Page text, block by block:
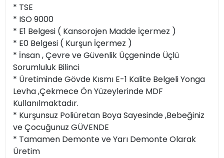
* TSE
* ISO 9000
* E1 Belgesi ( Kansorojen Madde İçermez )
* E0 Belgesi ( Kurşun İçermez )
* İnsan , Çevre ve Güvenlik Üçgeninde Üçlü
Sorumluluk Bilinci
* Üretiminde Gövde Kısmı E-1 Kalite Belgeli Yonga
Levha ,Çekmece Ön Yüzeylerinde MDF
Kullanılmaktadır.
* Kurşunsuz Poliüretan Boya Sayesinde ,Bebeğiniz
ve Çocuğunuz GÜVENDE
* Tamamen Demonte ve Yarı Demonte Olarak
Üretim